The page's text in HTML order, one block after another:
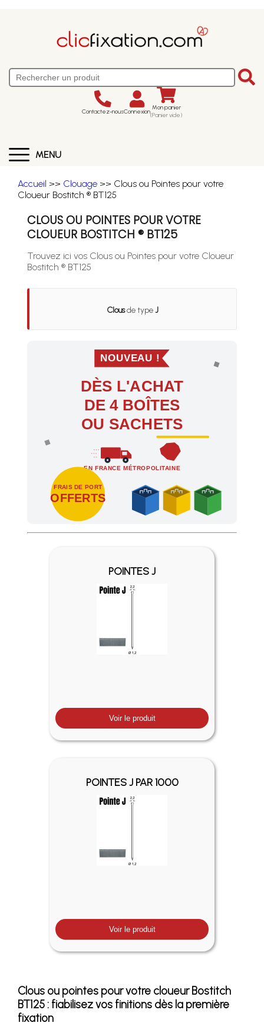
Contactez-nousConnexion Mon panier
(Panier vide)
MENU
Accueil >> Clouage >> Clous ou Pointes pour votre
Cloueur Bostitch ® BT125
CLOUS OU POINTES POUR VOTRE
CLOUEUR BOSTITCH ® BT125
Trouvez ici vos Clous ou Pointes pour votre Cloueur
Bostitch ® BT125
Clousde typeJ
NOUVEAU !
DÈS L'ACHAT
DE 4 BOÎTES
OU SACHETS
EN FRANCE MÉTROPOLITAINE
FRAIS DE PORT
OFFERTS
Profitez des Frais de port offerts en France
POINTES J
Voir le produit
POINTES J PAR 1000
Voir le produit
Clous ou pointes pour votre cloueur Bostitch
BT125 : fiabilisez vos finitions dès la première
fixation